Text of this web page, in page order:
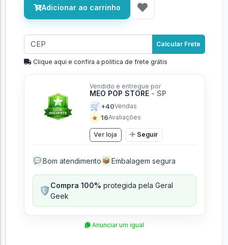
Adicionar ao carrinho
Calcular Frete
Clique aqui e confira a politíca de frete grátis
Vendido e entregue por
MEO POP STORE - SP
🛒 +40Vendas
★ 16Avaliações
Ver loja Seguir
💬 Bom atendimento 📦 Embalagem segura
🛡️Compra 100% protegida pela Geral
Geek
Anunciar um igual